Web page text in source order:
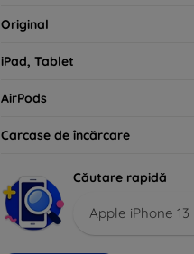
Original
iPad, Tablet
AirPods
Carcase de încărcare
Căutare rapidă
Apple iPhone 13